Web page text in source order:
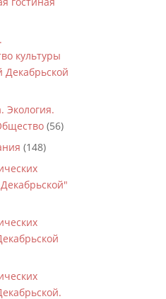
культуры
Экология.
(56)
(148)